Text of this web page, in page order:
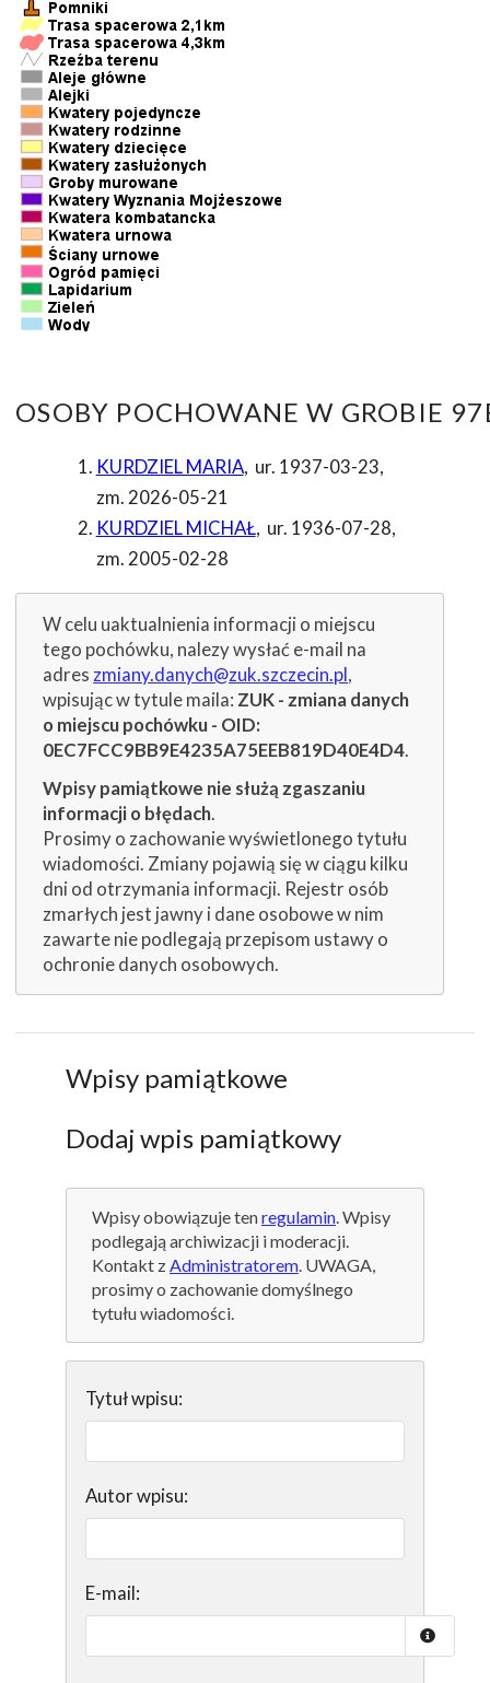
OSOBY POCHOWANE W GROBIE
KURDZIEL MARIA, ur. 1937-03-23,
zm. 2026-05-21
KURDZIEL MICHAŁ, ur. 1936-07-28,
zm. 2005-02-28
W celu uaktualnienia informacji o miejscu
tego pochówku, nalezy wysłać e-mail na
adres zmiany.danych@zuk.szczecin.pl,
wpisując w tytule maila: ZUK - zmiana danych
o miejscu pochówku - OID:
0EC7FCC9BB9E4235A75EEB819D40E4D4.
Wpisy pamiątkowe nie służą zgaszaniu
informacji o błędach.
Prosimy o zachowanie wyświetlonego tytułu
wiadomości. Zmiany pojawią się w ciągu kilku
dni od otrzymania informacji. Rejestr osób
zmarłych jest jawny i dane osobowe w nim
zawarte nie podlegają przepisom ustawy o
ochronie danych osobowych.
Wpisy pamiątkowe
Dodaj wpis pamiątkowy
Wpisy obowiązuje tenregulamin. Wpisy
podlegają archiwizacji i moderacji.
Kontakt zAdministratorem. UWAGA,
prosimy o zachowanie domyślnego
tytułu wiadomości.
Tytuł wpisu:
Autor wpisu:
E-mail: